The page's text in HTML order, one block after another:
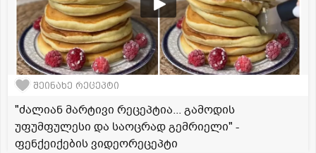
შეინახე რეცეპტი
"ძალიან მარტივი რეცეპტია... გამოდის
უფუმფულესი და საოცრად გემრიელი" -
ფენქეიქების ვიდეორეცეპტი